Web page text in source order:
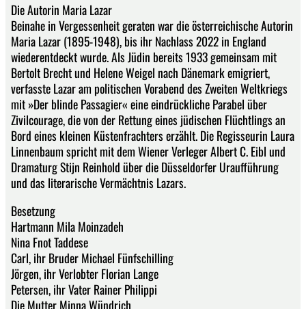
Die Autorin Maria Lazar
Beinahe in Vergessenheit geraten war die österreichische Autorin
Maria Lazar (1895-1948), bis ihr Nachlass 2022 in England
wiederentdeckt wurde. Als Jüdin bereits 1933 gemeinsam mit
Bertolt Brecht und Helene Weigel nach Dänemark emigriert,
verfasste Lazar am politischen Vorabend des Zweiten Weltkriegs
mit »Der blinde Passagier« eine eindrückliche Parabel über
Zivilcourage, die von der Rettung eines jüdischen Flüchtlings an
Bord eines kleinen Küstenfrachters erzählt. Die Regisseurin Laura
Linnenbaum spricht mit dem Wiener Verleger Albert C. Eibl und
Dramaturg Stijn Reinhold über die Düsseldorfer Uraufführung
und das literarische Vermächtnis Lazars.
Besetzung
Hartmann Mila Moinzadeh
Nina Fnot Taddese
Carl, ihr Bruder Michael Fünfschilling
Jörgen, ihr Verlobter Florian Lange
Petersen, ihr Vater Rainer Philippi
Die Mutter Minna Wündrich